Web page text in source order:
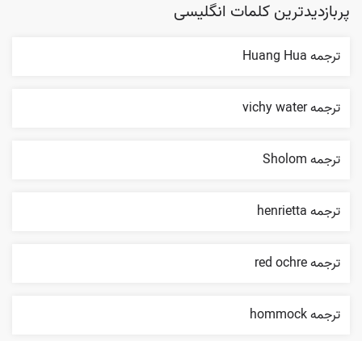
پربازدیدترین کلمات انگلیسی
ترجمه Huang Hua
ترجمه vichy water
ترجمه Sholom
ترجمه henrietta
ترجمه red ochre
ترجمه hommock